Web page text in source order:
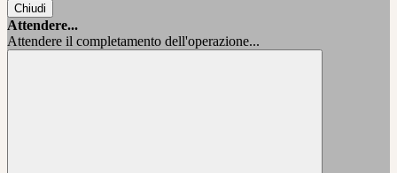
Chiudi
Attendere...
Attendere il completamento dell'operazione...